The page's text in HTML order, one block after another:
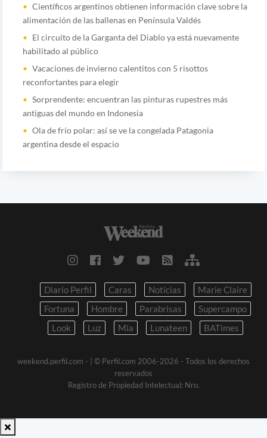
Científicos argentinos obtienen información clave sobre la
alimentación de las ballenas en Península Valdés
El circuito de la Garganta del Diablo ya está nuevamente
habilitado al público
Vacaciones de invierno calentitos con 5 risottos
reconfortantes para elegir
Sorprendente: encuentran las pinturas rupestres más
antiguas del mundo en Indonesia
Ola de frío polar: así se ve la congelada Patagonia
argentina desde el espacio
Diario Perfil Caras Noticias
Marie Claire
Fortuna
Hombre Parabrisas
Supercampo
Look
Luz Mia Lunateen BATimes
weekend.perfil.com -
| © Perfil.com 2006-2026 - Todos los derechos
reservados
Registro de Propiedad Intelectual: Nro.